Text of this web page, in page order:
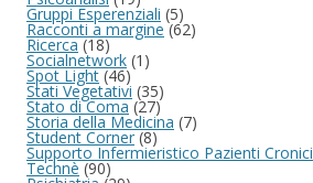
Gruppi Esperenziali (5)
Racconti a margine (62)
Ricerca(18)
Socialnetwork (1)
Spot Light(46)
Stati Vegetativi (35)
Stato di Coma(27)
Storia della Medicina (7)
Student Corner(8)
Supporto Infermieristico Pazienti Cronici
Technè(90)